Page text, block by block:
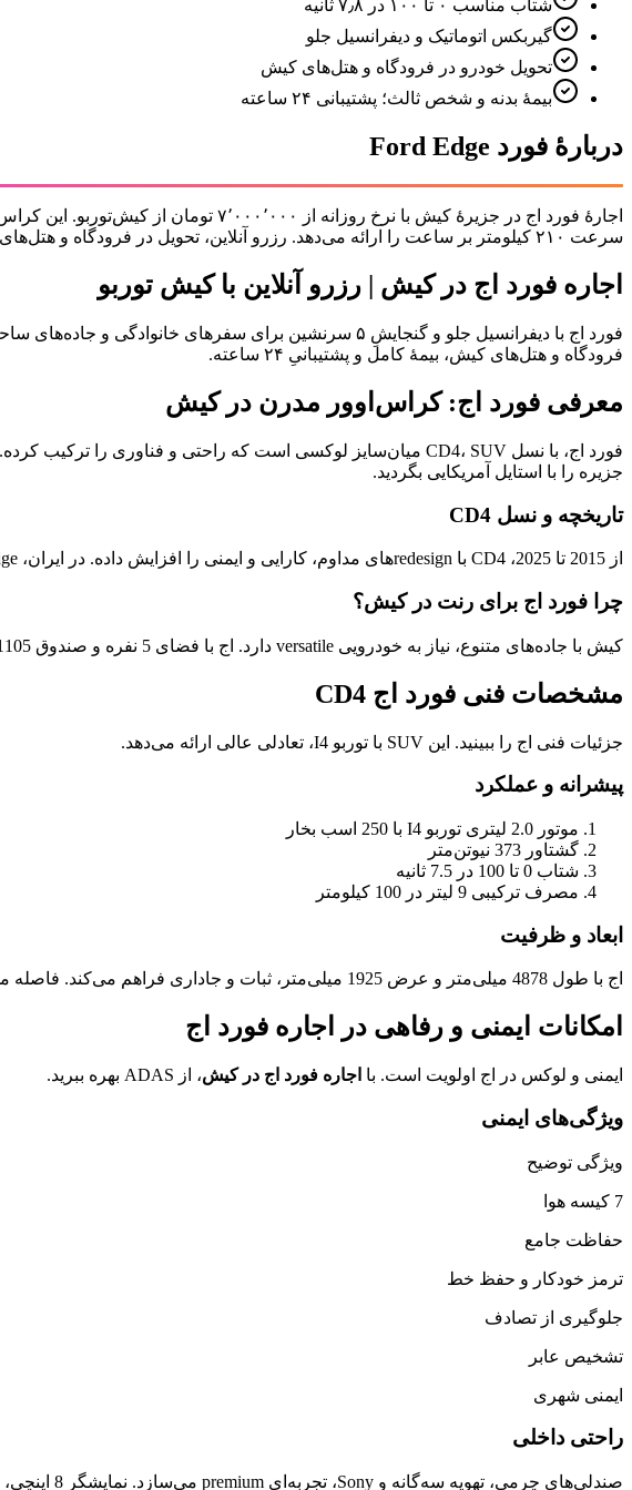
شتاب مناسب ۰ تا ۱۰۰ در ۷٫۸ ثانیه
گیربکس اتوماتیک و دیفرانسیل جلو
تحویل خودرو در فرودگاه و هتل‌های کیش
بیمهٔ بدنه و شخص ثالث؛ پشتیبانی ۲۴ ساعته
دربارهٔ فورد Ford Edge
سرعت ۲۱۰ کیلومتر بر ساعت را ارائه می‌دهد. رزرو آنلاین، تحویل در فرودگاه و هتل‌های کیش، بیمهٔ کامل و پشتیبانی ۲۴ ساعته.
اجاره فورد اج در کیش | رزرو آنلاین با کیش توربو
فورد اج با دیفرانسیل جلو و گنجایشِ ۵ سرنشین برای سفرهای خانوادگی و جاده‌های ساحلیِ کیش ساخته شده است.
فرودگاه و هتل‌های کیش، بیمهٔ کامل و پشتیبانیِ ۲۴ ساعته.
معرفی فورد اج: کراس‌اوور مدرن در کیش
فورد اج، با نسل CD4، SUV میان‌سایز لوکسی است که راحتی و فناوری را ترکیب کرده. در خاورمیانه، این مدل برای رانندگی شهری و خانوادگی محبوب است.
جزیره را با استایل آمریکایی بگردید.
تاریخچه و نسل CD4
از 2015 تا 2025، CD4 با redesignهای مداوم، کارایی و ایمنی را افزایش داده. در ایران، Edge به عنوان کراس‌اوور قابل اعتماد شناخته می‌شود و برای کیش مناسب است.
چرا فورد اج برای رنت در کیش؟
کیش با جاده‌های متنوع، نیاز به خودرویی versatile دارد. اج با فضای 5 نفره و صندوق 1105 لیتری، همه نیازها را برآورده می‌کند.
مشخصات فنی فورد اج CD4
جزئیات فنی اج را ببینید. این SUV با توربو I4، تعادلی عالی ارائه می‌دهد.
پیشرانه و عملکرد
موتور 2.0 لیتری توربو I4 با 250 اسب بخار
گشتاور 373 نیوتن‌متر
شتاب 0 تا 100 در 7.5 ثانیه
مصرف ترکیبی 9 لیتر در 100 کیلومتر
ابعاد و ظرفیت
اج با طول 4878 میلی‌متر و عرض 1925 میلی‌متر، ثبات و جاداری فراهم می‌کند. فاصله محوری 2850 میلی‌متر، سواری نرم را تضمین می‌کند.
امکانات ایمنی و رفاهی در اجاره فورد اج
ایمنی و لوکس در اج اولویت است. با اجاره فورد اج در کیش، از ADAS بهره ببرید.
ویژگی‌های ایمنی
ویژگی توضیح
7 کیسه هوا
حفاظت جامع
ترمز خودکار و حفظ خط
جلوگیری از تصادف
تشخیص عابر
ایمنی شهری
راحتی داخلی
صندلی‌های چرمی، تهویه سه‌گانه و Sony، تجربه‌ای premium می‌سازد. نمایشگر 8 اینچی، ناوبری را آسان می‌کند.